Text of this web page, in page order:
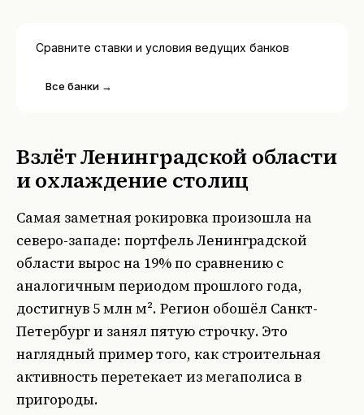
Сравните ставки и условия ведущих банков
Все банки →
Взлёт Ленинградской области
и охлаждение столиц
Самая заметная рокировка произошла на
северо-западе: портфель Ленинградской
области вырос на 19% по сравнению с
аналогичным периодом прошлого года,
достигнув 5 млн м². Регион обошёл Санкт-
Петербург и занял пятую строчку. Это
наглядный пример того, как строительная
активность перетекает из мегаполиса в
пригороды.